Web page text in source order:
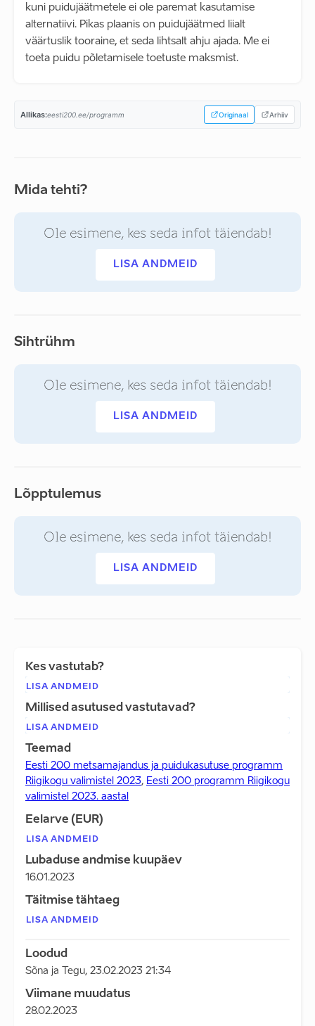
kuni puidujäätmetele ei ole paremat kasutamise
alternatiivi. Pikas plaanis on puidujäätmed liialt
väärtuslik tooraine, et seda lihtsalt ahju ajada. Me ei
toeta puidu põletamisele toetuste maksmist.
Allikas:eesti200.ee/programm Originaal Arhiiv
Mida tehti?
Ole esimene, kes seda infot täiendab!
LISA ANDMEID
Sihtrühm
Ole esimene, kes seda infot täiendab!
LISA ANDMEID
Lõpptulemus
Ole esimene, kes seda infot täiendab!
LISA ANDMEID
Kes vastutab?
LISA ANDMEID
Millised asutused vastutavad?
LISA ANDMEID
Teemad
Eesti 200 metsamajandus ja puidukasutuse programm
Riigikogu valimistel 2023, Eesti 200 programm Riigikogu
valimistel 2023. aastal
Eelarve (EUR)
LISA ANDMEID
Lubaduse andmise kuupäev
16.01.2023
Täitmise tähtaeg
LISA ANDMEID
Loodud
Sõna ja Tegu, 23.02.2023 21:34
Viimane muudatus
28.02.2023